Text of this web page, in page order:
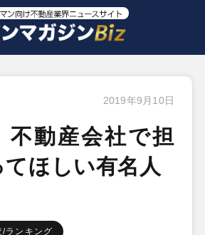
2019年9月10日
不動産会社で担
ほしい有名人
/ランキング